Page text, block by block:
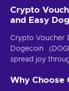
Crypto
and Easy
Crypto Voucher
Dogecoin
spread joy
Why Choose